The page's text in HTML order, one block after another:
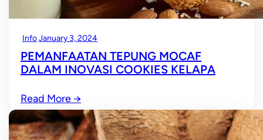
InfoJanuary 3, 2024
PEMANFAATAN TEPUNG MOCAF
DALAM INOVASI COOKIES KELAPA
Read More →